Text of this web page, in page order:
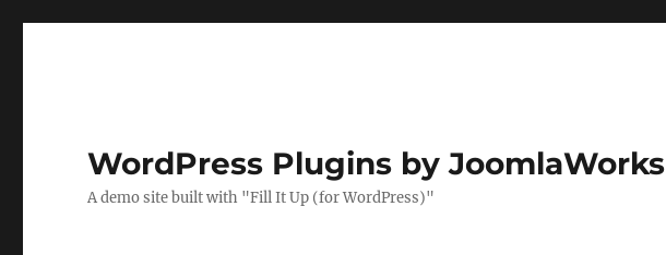
WordPress Plugins by JoomlaWorks
A demo site built with "Fill It Up (for WordPress)"